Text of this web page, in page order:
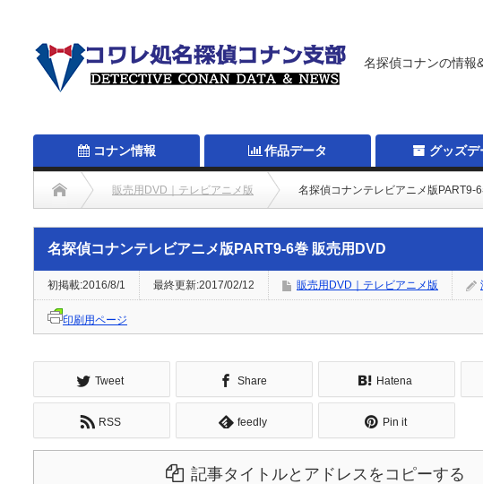
名探偵コナンの情報
コナン情報 作品データ グッズデ
販売用DVD｜テレビアニメ版 名探偵コナンテレビアニメ版PART9-
名探偵コナンテレビアニメ版PART9-6巻 販売用DVD
初掲載:2016/8/1 最終更新:2017/02/12 販売用DVD｜テレビアニメ版
印刷用ページ
Tweet Share Hatena
RSS feedly Pin it
記事タイトルとアドレスをコピーする